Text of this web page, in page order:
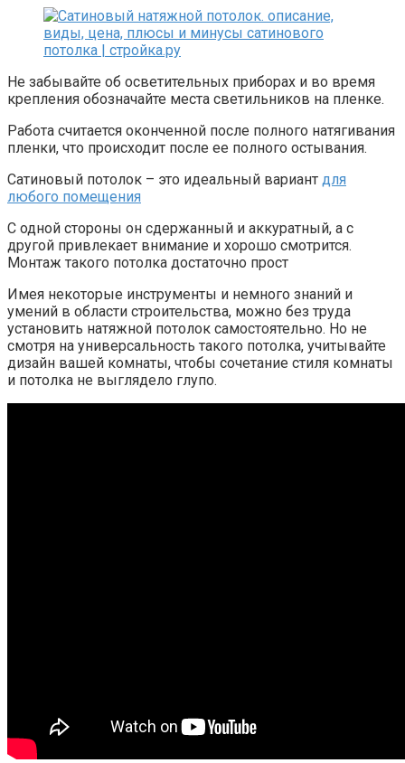
Не забывайте об осветительных приборах и во время
крепления обозначайте места светильников на пленке.
Работа считается оконченной после полного натягивания
пленки, что происходит после ее полного остывания.
Сатиновый потолок – это идеальный вариант для
любого помещения
С одной стороны он сдержанный и аккуратный, а с
другой привлекает внимание и хорошо смотрится.
Монтаж такого потолка достаточно прост
Имея некоторые инструменты и немного знаний и
умений в области строительства, можно без труда
установить натяжной потолок самостоятельно. Но не
смотря на универсальность такого потолка, учитывайте
дизайн вашей комнаты, чтобы сочетание стиля комнаты
и потолка не выглядело глупо.